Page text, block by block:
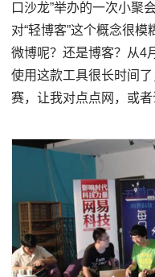
口沙龙”举办的一次小聚
对“轻博客”这个概念很
微博呢？还是博客？从4
使用这款工具很长时间
赛，让我对点点网，或